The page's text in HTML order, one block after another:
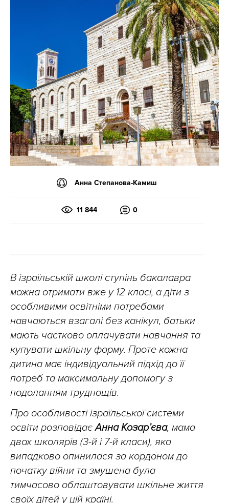
Анна Степанова-Камиш
11 844 0
В ізраїльській школі ступінь бакалавра
можна отримати вже у 12 класі, а діти з
особливими освітніми потребами
навчаються взагалі без канікул, батьки
мають частково оплачувати навчання та
купувати шкільну форму. Проте кожна
дитина має індивідуальний підхід до її
потреб та максимальну допомогу з
подоланням труднощів.
Про особливості ізраїльської системи
освіти розповідаєАнна Козар’єва, мама
двох школярів (3-й і 7-й класи), яка
випадково опинилася за кордоном до
початку війни та змушена була
тимчасово облаштовувати шкільне життя
своїх дітей у цій країні.